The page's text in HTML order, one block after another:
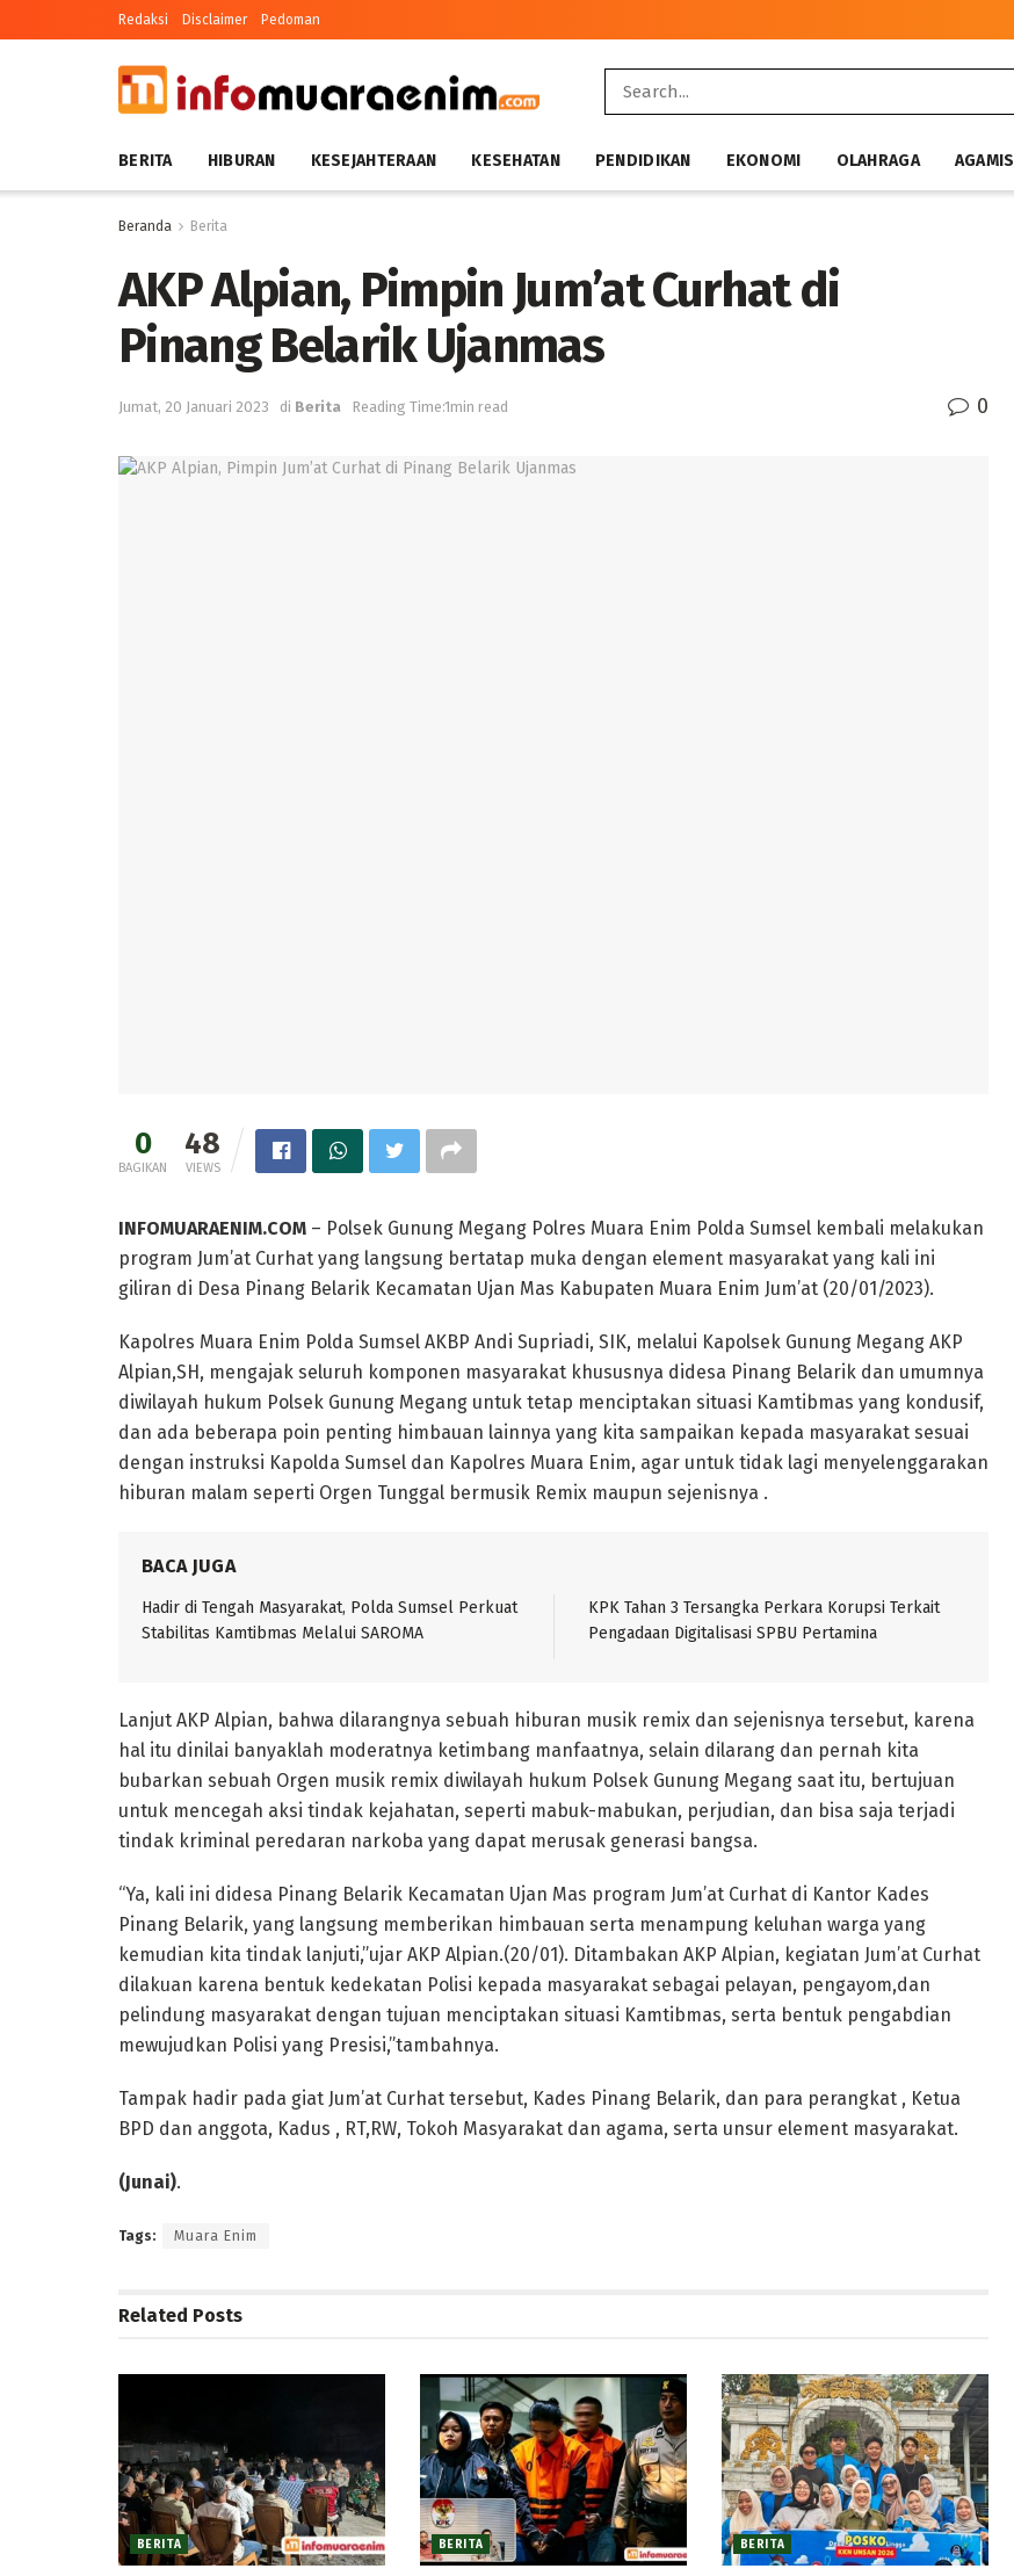
Redaksi Disclaimer Pedoman
BERITA HIBURAN KESEJAHTERAAN KESEHATAN PENDIDIKAN EKONOMI OLAHRAGA AGAMIS
Beranda Berita
AKP Alpian, Pimpin Jum’at Curhat di
Pinang Belarik Ujanmas
Jumat, 20 Januari 2023 di Berita Reading Time:1min read 0
0
BAGIKAN
48
VIEWS
INFOMUARAENIM.COM – Polsek Gunung Megang Polres Muara Enim Polda Sumsel kembali melakukan
program Jum’at Curhat yang langsung bertatap muka dengan element masyarakat yang kali ini
giliran di Desa Pinang Belarik Kecamatan Ujan Mas Kabupaten Muara Enim Jum’at (20/01/2023).
Kapolres Muara Enim Polda Sumsel AKBP Andi Supriadi, SIK, melalui Kapolsek Gunung Megang AKP
Alpian,SH, mengajak seluruh komponen masyarakat khususnya didesa Pinang Belarik dan umumnya
diwilayah hukum Polsek Gunung Megang untuk tetap menciptakan situasi Kamtibmas yang kondusif,
dan ada beberapa poin penting himbauan lainnya yang kita sampaikan kepada masyarakat sesuai
dengan instruksi Kapolda Sumsel dan Kapolres Muara Enim, agar untuk tidak lagi menyelenggarakan
hiburan malam seperti Orgen Tunggal bermusik Remix maupun sejenisnya .
BACA JUGA
Hadir di Tengah Masyarakat, Polda Sumsel Perkuat
Stabilitas Kamtibmas Melalui SAROMA
KPK Tahan 3 Tersangka Perkara Korupsi Terkait
Pengadaan Digitalisasi SPBU Pertamina
Lanjut AKP Alpian, bahwa dilarangnya sebuah hiburan musik remix dan sejenisnya tersebut, karena
hal itu dinilai banyaklah moderatnya ketimbang manfaatnya, selain dilarang dan pernah kita
bubarkan sebuah Orgen musik remix diwilayah hukum Polsek Gunung Megang saat itu, bertujuan
untuk mencegah aksi tindak kejahatan, seperti mabuk-mabukan, perjudian, dan bisa saja terjadi
tindak kriminal peredaran narkoba yang dapat merusak generasi bangsa.
“Ya, kali ini didesa Pinang Belarik Kecamatan Ujan Mas program Jum’at Curhat di Kantor Kades
Pinang Belarik, yang langsung memberikan himbauan serta menampung keluhan warga yang
kemudian kita tindak lanjuti,”ujar AKP Alpian.(20/01). Ditambakan AKP Alpian, kegiatan Jum’at Curhat
dilakuan karena bentuk kedekatan Polisi kepada masyarakat sebagai pelayan, pengayom,dan
pelindung masyarakat dengan tujuan menciptakan situasi Kamtibmas, serta bentuk pengabdian
mewujudkan Polisi yang Presisi,”tambahnya.
Tampak hadir pada giat Jum’at Curhat tersebut, Kades Pinang Belarik, dan para perangkat , Ketua
BPD dan anggota, Kadus , RT,RW, Tokoh Masyarakat dan agama, serta unsur element masyarakat.
(Junai).
Tags: Muara Enim
Related Posts
BERITA BERITA BERITA